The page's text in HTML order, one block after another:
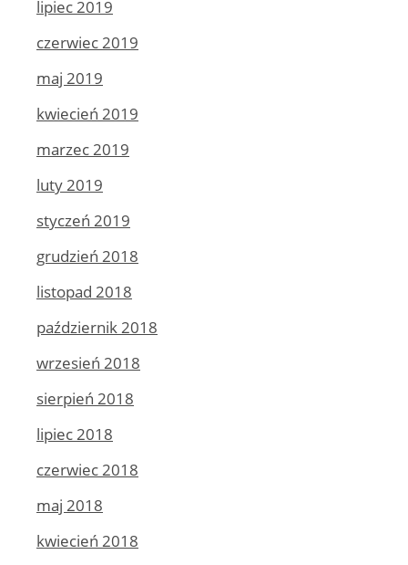
lipiec 2019
czerwiec 2019
maj 2019
kwiecień 2019
marzec 2019
luty 2019
styczeń 2019
grudzień 2018
listopad 2018
październik 2018
wrzesień 2018
sierpień 2018
lipiec 2018
czerwiec 2018
maj 2018
kwiecień 2018